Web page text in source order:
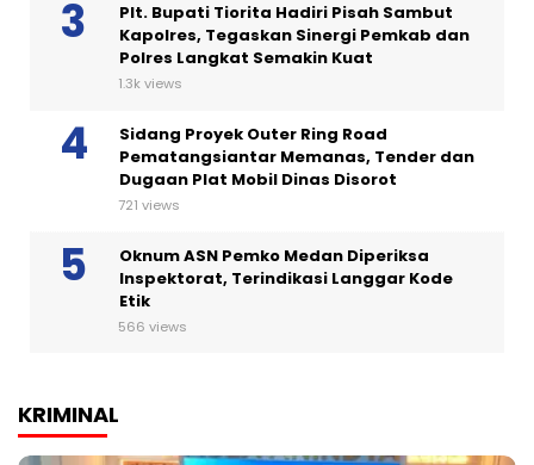
Plt. Bupati Tiorita Hadiri Pisah Sambut
Kapolres, Tegaskan Sinergi Pemkab dan
Polres Langkat Semakin Kuat
1.3k views
Sidang Proyek Outer Ring Road
Pematangsiantar Memanas, Tender dan
Dugaan Plat Mobil Dinas Disorot
721 views
Oknum ASN Pemko Medan Diperiksa
Inspektorat, Terindikasi Langgar Kode
Etik
566 views
KRIMINAL